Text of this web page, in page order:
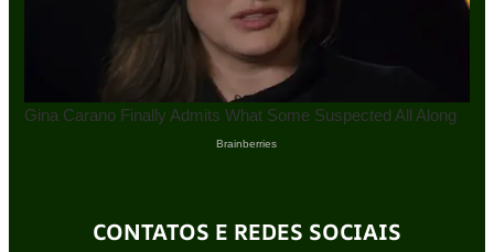
CONTATOS E REDES SOCIAIS